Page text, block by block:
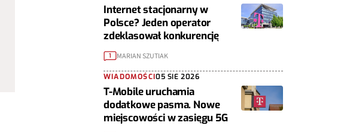
Internet stacjonarny w
Polsce? Jeden operator
zdeklasował konkurencję
1 MARIAN SZUTIAK
WIADOMOŚCI05 SIE 2026
T-Mobile uruchamia
dodatkowe pasma. Nowe
miejscowości w zasięgu 5G